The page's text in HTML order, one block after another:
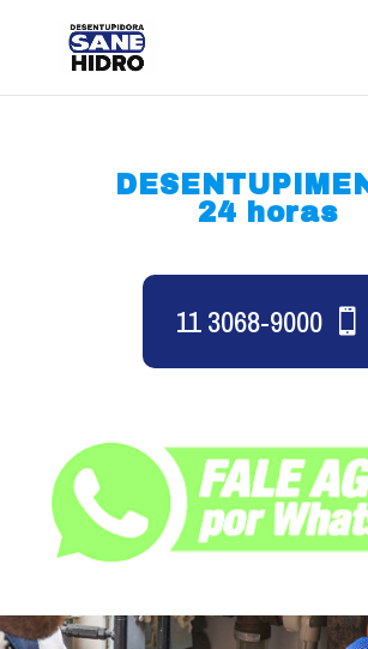
24 horas
11 3068-9000